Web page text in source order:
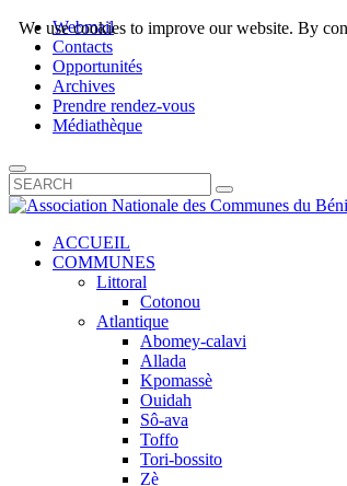
Webmail
Contacts
Opportunités
Archives
Prendre rendez-vous
Médiathèque
ACCUEIL
COMMUNES
Littoral
Cotonou
Atlantique
Abomey-calavi
Allada
Kpomassè
Ouidah
Sô-ava
Toffo
Tori-bossito
Zè
We use cookies to improve our website. By